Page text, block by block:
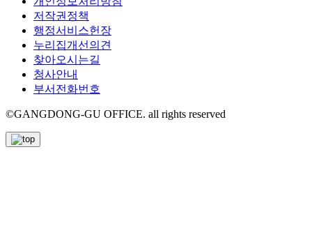
저작권정책
행정서비스헌장
누리집개선의견
찾아오시는길
청사안내
부서전화번호
©GANGDONG-GU OFFICE. all rights reserved